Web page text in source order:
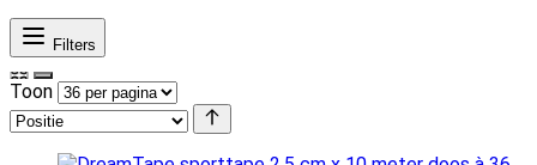
Filters
Toon